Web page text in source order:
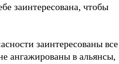
заинтересована, чтобы
заинтересованы все
ангажированы в альянсы,